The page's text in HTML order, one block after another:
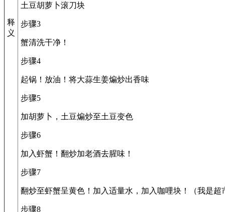
释
义
土豆胡萝卜滚刀块
步骤3
蟹清洗干净！
步骤4
起锅！放油！将大蒜生姜煸炒出香味
步骤5
加胡萝卜，土豆煸炒至土豆变色
步骤6
加入虾蟹！翻炒加老酒去腥味！
步骤7
翻炒至虾蟹呈黄色！加入适量水，加入咖哩块！（我是
步骤8